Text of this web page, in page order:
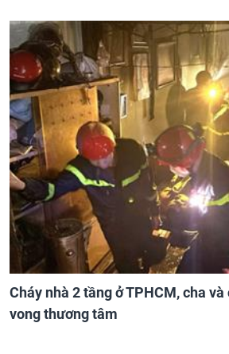
Cháy nhà 2 tầng ở TPHCM, cha
vong thương tâm